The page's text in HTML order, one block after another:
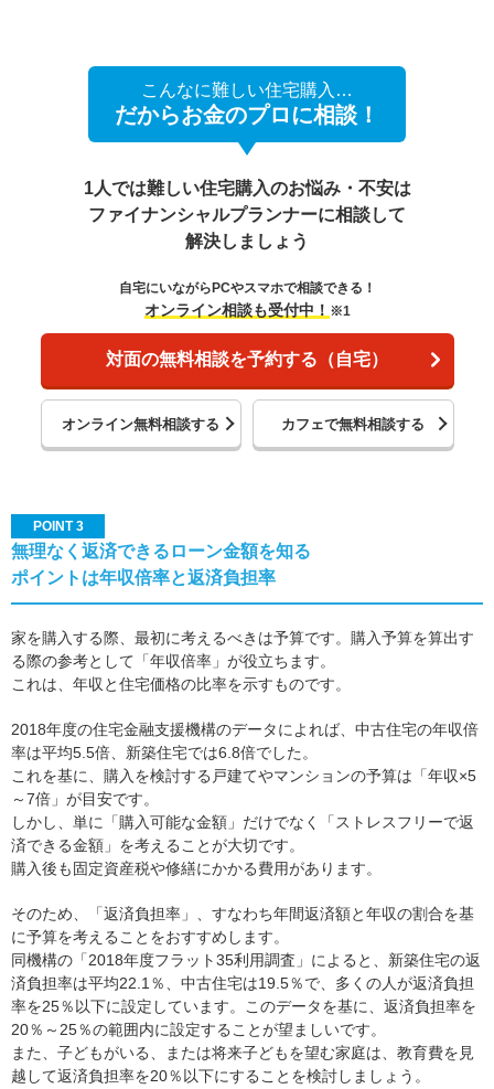
こんなに難しい住宅購入…
だからお金のプロに相談！
1人では難しい住宅購入のお悩み・不安は
ファイナンシャルプランナーに相談して
解決しましょう
自宅にいながらPCやスマホで相談できる！
オンライン相談も受付中！ ※1
対面の無料相談を予約する（自宅）
オンライン無料相談する カフェで無料相談する
POINT 3
無理なく返済できるローン金額を知る
ポイントは年収倍率と返済負担率
家を購入する際、最初に考えるべきは予算です。購入予算を算出す
る際の参考として「年収倍率」が役立ちます。
これは、年収と住宅価格の比率を示すものです。
2018年度の住宅金融支援機構のデータによれば、中古住宅の年収倍
率は平均5.5倍、新築住宅では6.8倍でした。
これを基に、購入を検討する戸建てやマンションの予算は「年収×5
～7倍」が目安です。
しかし、単に「購入可能な金額」だけでなく「ストレスフリーで返
済できる金額」を考えることが大切です。
購入後も固定資産税や修繕にかかる費用があります。
そのため、「返済負担率」、すなわち年間返済額と年収の割合を基
に予算を考えることをおすすめします。
同機構の「2018年度フラット35利用調査」によると、新築住宅の返
済負担率は平均22.1％、中古住宅は19.5％で、多くの人が返済負担
率を25％以下に設定しています。このデータを基に、返済負担率を
20％～25％の範囲内に設定することが望ましいです。
また、子どもがいる、または将来子どもを望む家庭は、教育費を見
越して返済負担率を20％以下にすることを検討しましょう。